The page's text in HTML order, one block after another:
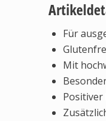
Für
Mit
Positiver